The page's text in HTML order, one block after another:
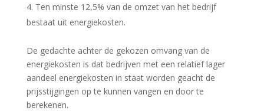
Ten minste 12,5% van de omzet van het bedrijf
bestaat uit energiekosten.
De gedachte achter de gekozen omvang van de
energiekosten is dat bedrijven met een relatief lager
aandeel energiekosten in staat worden geacht de
prijsstijgingen op te kunnen vangen en door te
berekenen.